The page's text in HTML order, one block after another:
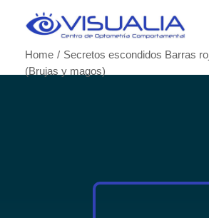
Home
Secretos escondidos Barras
(Brujas y magos)